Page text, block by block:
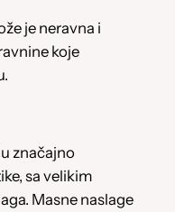
je neravna i
koje
značajno
sa velikim
Masne naslage